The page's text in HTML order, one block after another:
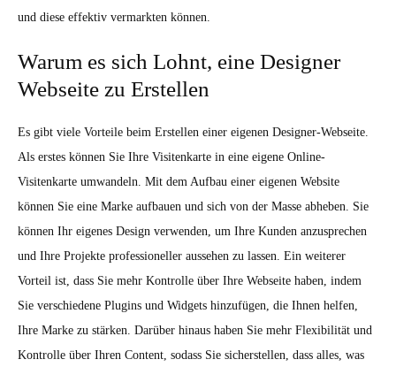
und diese effektiv vermarkten können.
Warum es sich Lohnt, eine Designer
Webseite zu Erstellen
Es gibt viele Vorteile beim Erstellen einer eigenen Designer-Webseite.
Als erstes können Sie Ihre Visitenkarte in eine eigene Online-
Visitenkarte umwandeln. Mit dem Aufbau einer eigenen Website
können Sie eine Marke aufbauen und sich von der Masse abheben. Sie
können Ihr eigenes Design verwenden, um Ihre Kunden anzusprechen
und Ihre Projekte professioneller aussehen zu lassen. Ein weiterer
Vorteil ist, dass Sie mehr Kontrolle über Ihre Webseite haben, indem
Sie verschiedene Plugins und Widgets hinzufügen, die Ihnen helfen,
Ihre Marke zu stärken. Darüber hinaus haben Sie mehr Flexibilität und
Kontrolle über Ihren Content, sodass Sie sicherstellen, dass alles, was